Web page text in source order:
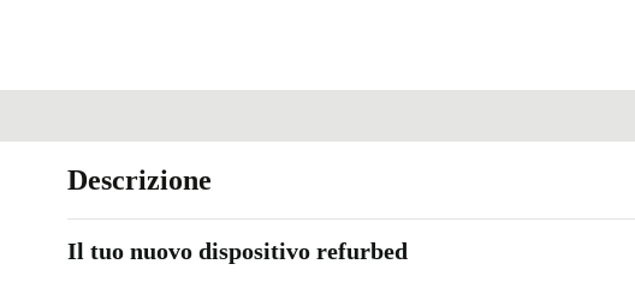
Descrizione
Il tuo nuovo dispositivo refurbed